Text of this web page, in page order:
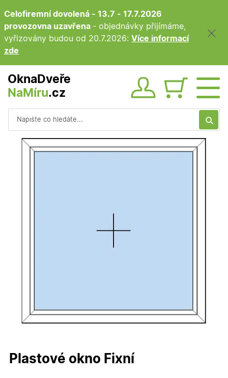
Celofiremní dovolená - 13.7 - 17.7.2026
provozovna uzavřena - objednávky přijímáme,
vyřizovány budou od 20.7.2026: Více informací
zde
OknaDveře
NaMíru.cz Obsah
Vyhledávání
Plastové okno Fixní